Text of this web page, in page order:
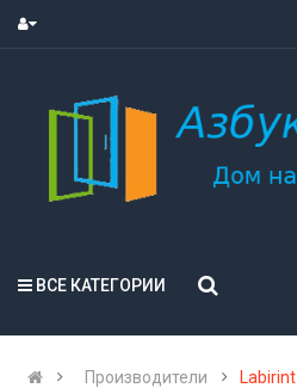
ВСЕ КАТЕГОРИИ
Производители Labirint